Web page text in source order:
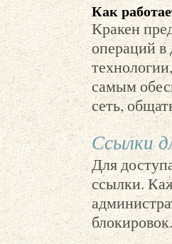
Как
Кракен
операций
самым
сеть,
Ссылки
Для
ссылки.